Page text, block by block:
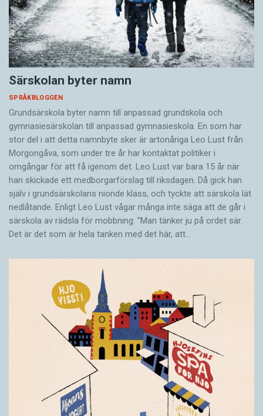
Särskolan byter namn
SPRÅKBLOGGEN
Grundsärskola byter namn till anpassad grundskola och
gymnasiesärskolan till anpassad gymnasieskola. En som har
stor del i att detta namnbyte sker är artonåriga Leo Lust från
Morgongåva, som under tre år har kontaktat politiker i
omgångar för att få igenom det. Leo Lust var bara 15 år när
han skickade ett medborgarförslag till riksdagen. Då gick han
själv i grundsärskolans nionde klass, och tyckte att särskola lät
nedlåtande. Enligt Leo Lust vågar många inte säga att de går i
särskola av rädsla för mobbning: ”Man tänker ju på ordet sär.
Det är det som är hela tanken med det här, att…